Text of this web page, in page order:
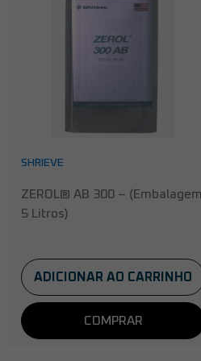
SHRIEVE
ZEROL® AB 300 – (Embalagem
5 Litros)
ADICIONAR AO CARRINHO
COMPRAR